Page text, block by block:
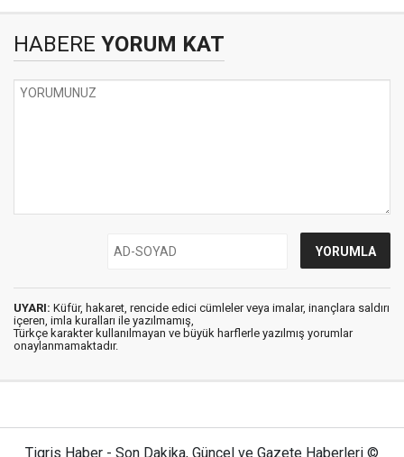
HABERE YORUM KAT
UYARI: Küfür, hakaret, rencide edici cümleler veya imalar, inançlara saldırı
içeren, imla kuralları ile yazılmamış,
Türkçe karakter kullanılmayan ve büyük harflerle yazılmış yorumlar
onaylanmamaktadır.
Tigris Haber - Son Dakika, Güncel ve Gazete Haberleri ©